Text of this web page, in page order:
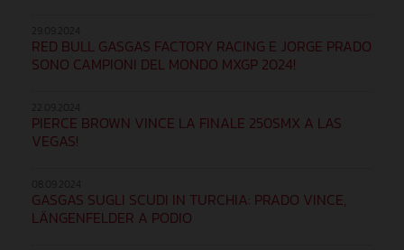
RED BULL GASGAS FACTORY RACING E JORGE PRADO
SONO CAMPIONI DEL MONDO MXGP 2024!
PIERCE BROWN VINCE LA FINALE 250SMX A LAS
VEGAS!
GASGAS SUGLI SCUDI IN TURCHIA: PRADO VINCE,
LÄNGENFELDER A PODIO